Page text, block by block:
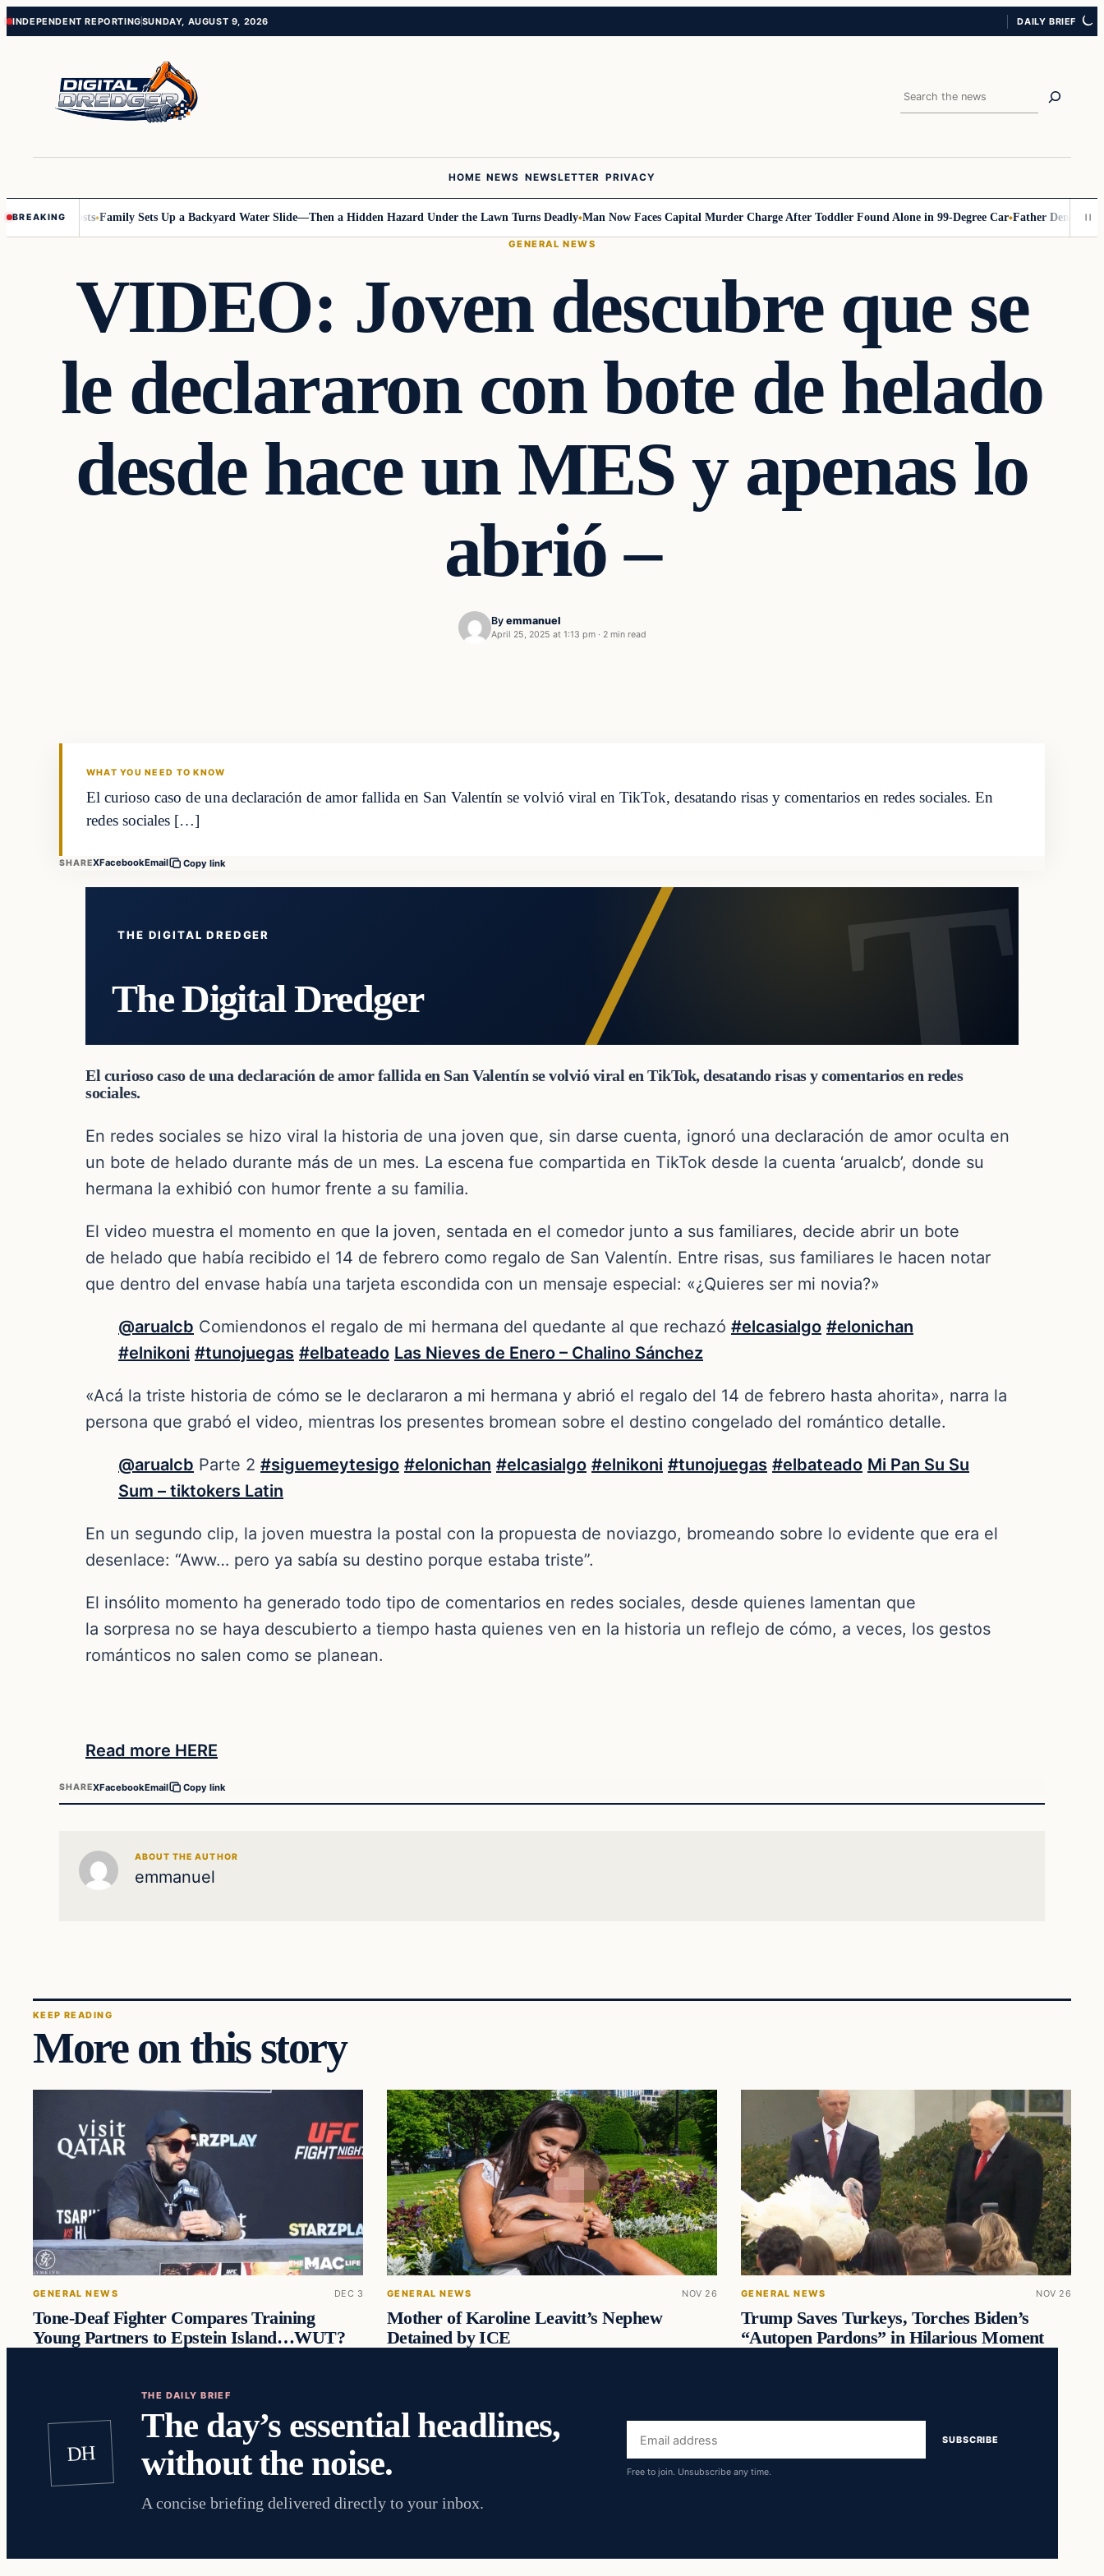
Skip
Skip
INDEPENDENT REPORTINGSUNDAY, AUGUST 9, 2026 DAILY BRIEF
Search
HOME NEWS NEWSLETTER PRIVACY
BREAKING
Posts Family Sets Up a Backyard Water Slide—Then a Hidden Hazard Under the Lawn Turns Deadly Man Now Faces Capital Murder Charge After Toddler Found Alone in 99‑Degree Car Father Demands
GENERAL NEWS
VIDEO: Joven descubre que se
le declararon con bote de helado
desde hace un MES y apenas lo
abrió –
By emmanuel
April 25, 2025 at 1:13 pm · 2 min read
WHAT YOU NEED TO KNOW
El curioso caso de una declaración de amor fallida en San Valentín se volvió viral en TikTok, desatando risas y comentarios en redes sociales. En
redes sociales […]
SHAREXFacebookEmail Copy link
THE DIGITAL DREDGER
The Digital Dredger
El curioso caso de una declaración de amor fallida en San Valentín se volvió viral en TikTok, desatando risas y comentarios en redes
sociales.
En redes sociales se hizo viral la historia de una joven que, sin darse cuenta, ignoró una declaración de amor oculta en
un bote de helado durante más de un mes. La escena fue compartida en TikTok desde la cuenta ‘arualcb’, donde su
hermana la exhibió con humor frente a su familia.
El video muestra el momento en que la joven, sentada en el comedor junto a sus familiares, decide abrir un bote
de helado que había recibido el 14 de febrero como regalo de San Valentín. Entre risas, sus familiares le hacen notar
que dentro del envase había una tarjeta escondida con un mensaje especial: «¿Quieres ser mi novia?»
@arualcb Comiendonos el regalo de mi hermana del quedante al que rechazó #elcasialgo #elonichan
#elnikoni #tunojuegas #elbateado Las Nieves de Enero – Chalino Sánchez
«Acá la triste historia de cómo se le declararon a mi hermana y abrió el regalo del 14 de febrero hasta ahorita», narra la
persona que grabó el video, mientras los presentes bromean sobre el destino congelado del romántico detalle.
@arualcb Parte 2 #siguemeytesigo #elonichan #elcasialgo #elnikoni #tunojuegas #elbateado Mi Pan Su Su
Sum – tiktokers Latin
En un segundo clip, la joven muestra la postal con la propuesta de noviazgo, bromeando sobre lo evidente que era el
desenlace: “Aww… pero ya sabía su destino porque estaba triste”.
El insólito momento ha generado todo tipo de comentarios en redes sociales, desde quienes lamentan que
la sorpresa no se haya descubierto a tiempo hasta quienes ven en la historia un reflejo de cómo, a veces, los gestos
románticos no salen como se planean.
Read more HERE
SHAREXFacebookEmail Copy link
ABOUT THE AUTHOR
emmanuel
KEEP READING
More on this story
GENERAL NEWS DEC 3
Tone-Deaf Fighter Compares Training
Young Partners to Epstein Island…WUT?
GENERAL NEWS NOV 26
Mother of Karoline Leavitt’s Nephew
Detained by ICE
GENERAL NEWS NOV 26
Trump Saves Turkeys, Torches Biden’s
“Autopen Pardons” in Hilarious Moment
DH
THE DAILY BRIEF
The day’s essential headlines,
without the noise.
A concise briefing delivered directly to your inbox.
Email
address
SUBSCRIBE
Free to join. Unsubscribe any time.